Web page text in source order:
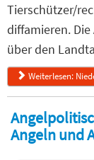
Tierschützer/
diffamieren.
über den
Weiterlesen:
Angeln und